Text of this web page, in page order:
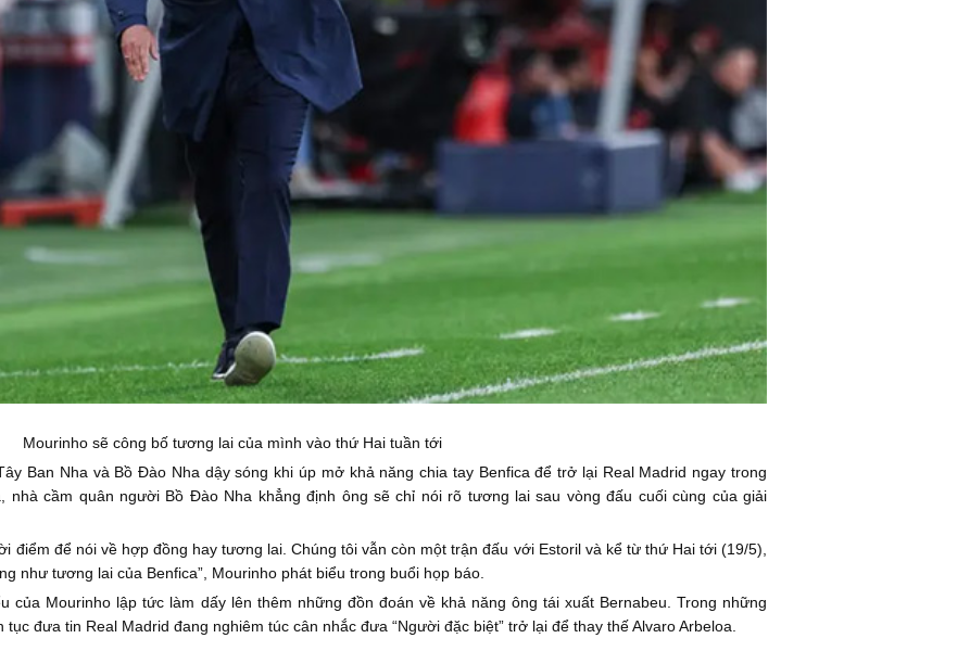
Mourinho sẽ công bố tương lai của mình vào thứ Hai tuần tới
Ban Nha và Bồ Đào Nha dậy sóng khi úp mở khả năng chia tay Benfica để trở lại Real Madrid ngay trong
nhà cầm quân người Bồ Đào Nha khẳng định ông sẽ chỉ nói rõ tương lai sau vòng đấu cuối cùng của giải
điểm để nói về hợp đồng hay tương lai. Chúng tôi vẫn còn một trận đấu với Estoril và kể từ thứ Hai tới (19/5),
như tương lai của Benfica”, Mourinho phát biểu trong buổi họp báo.
của Mourinho lập tức làm dấy lên thêm những đồn đoán về khả năng ông tái xuất Bernabeu. Trong những
đưa tin Real Madrid đang nghiêm túc cân nhắc đưa “Người đặc biệt” trở lại để thay thế Alvaro Arbeloa.